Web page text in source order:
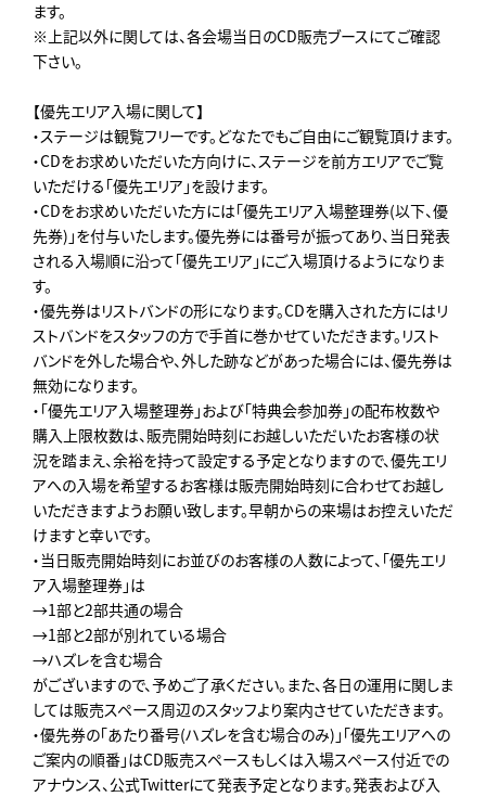
ます。
※上記以外に関しては、各会場当日のCD販売ブースにてご確認
下さい。
【優先エリア入場に関して】
・ステージは観覧フリーです。どなたでもご自由にご観覧頂けます。
・CDをお求めいただいた方向けに、ステージを前方エリアでご覧
いただける「優先エリア」を設けます。
・CDをお求めいただいた方には「優先エリア入場整理券(以下、優
先券)」を付与いたします。優先券には番号が振ってあり、当日発表
される入場順に沿って「優先エリア」にご入場頂けるようになりま
す。
・優先券はリストバンドの形になります。CDを購入された方にはリ
ストバンドをスタッフの方で手首に巻かせていただきます。リスト
バンドを外した場合や、外した跡などがあった場合には、優先券は
無効になります。
・「優先エリア入場整理券」および「特典会参加券」の配布枚数や
購入上限枚数は、販売開始時刻にお越しいただいたお客様の状
況を踏まえ、余裕を持って設定する予定となりますので、優先エリ
アへの入場を希望するお客様は販売開始時刻に合わせてお越し
いただきますようお願い致します。早朝からの来場はお控えいただ
けますと幸いです。
・当日販売開始時刻にお並びのお客様の人数によって、「優先エリ
ア入場整理券」は
→1部と2部共通の場合
→1部と2部が別れている場合
→ハズレを含む場合
がございますので、予めご了承ください。また、各日の運用に関しま
しては販売スペース周辺のスタッフより案内させていただきます。
・優先券の「あたり番号(ハズレを含む場合のみ)」「優先エリアへの
ご案内の順番」はCD販売スペースもしくは入場スペース付近での
アナウンス、公式Twitterにて発表予定となります。発表および入